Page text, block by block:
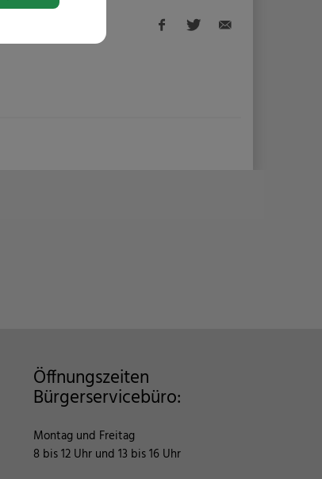
Öffnungszeiten
Bürgerservicebüro:
Montag und Freitag
8 bis 12 Uhr und 13 bis 16 Uhr